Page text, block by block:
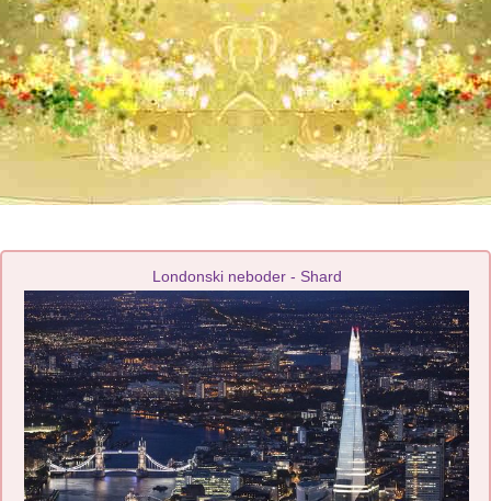
Londonski neboder - Shard